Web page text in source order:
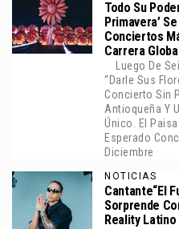
Todo Su
Primavera’
Conciertos
Carrera
Luego De
“darle Sus
Concierto Sin
Antioqueña Y
Único. El
Esperado
Diciembre
NOTICIAS
Cantante“El
Sorprende
Reality Latino